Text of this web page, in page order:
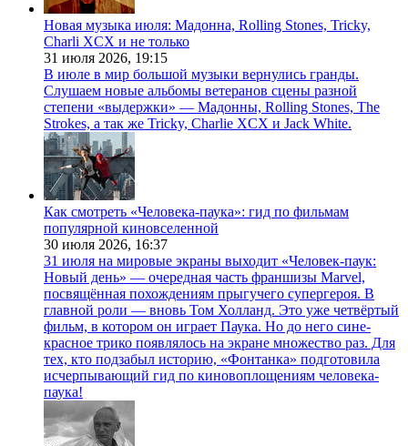
Новая музыка июля: Мадонна, Rolling Stones, Tricky,
Charli XCX и не только
31 июля 2026, 19:15
В июле в мир большой музыки вернулись гранды.
Слушаем новые альбомы ветеранов сцены разной
степени «выдержки» — Мадонны, Rolling Stones, The
Strokes, а так же Tricky, Charlie XCX и Jack White.
Как смотреть «Человека-паука»: гид по фильмам
популярной киновселенной
30 июля 2026, 16:37
31 июля на мировые экраны выходит «Человек-паук:
Новый день» — очередная часть франшизы Marvel,
посвящённая похождениям прыгучего супергероя. В
главной роли — вновь Том Холланд. Это уже четвёртый
фильм, в котором он играет Паука. Но до него сине-
красное трико появлялось на экране множество раз. Для
тех, кто подзабыл историю, «Фонтанка» подготовила
исчерпывающий гид по киновоплощениям человека-
паука!